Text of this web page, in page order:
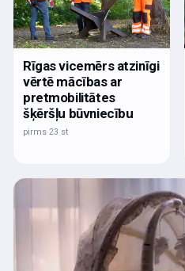
Rīgas vicemērs atzinīgi
vērtē mācības ar
pretmobilitātes
šķēršļu būvniecību
pirms 23 st